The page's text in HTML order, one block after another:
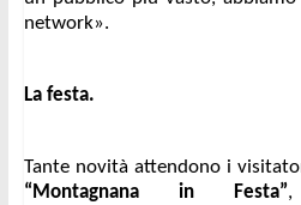
network».
La festa.
“Montagnana in Festa”,